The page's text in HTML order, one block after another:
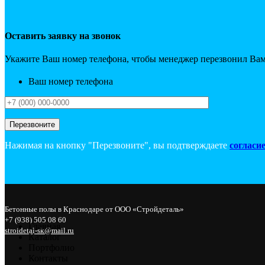
Оставить заявку на звонок
Укажите Ваш номер телефона, чтобы менеджер перезвонил
Ваш номер телефона
Нажимая на кнопку "Перезвоните", вы подтверждаете
Бетонные полы в Краснодаре от ООО «Стройдеталь»
+7 (938) 505 08 60
stroidetal-sk@mail.ru
Главная
Каталог